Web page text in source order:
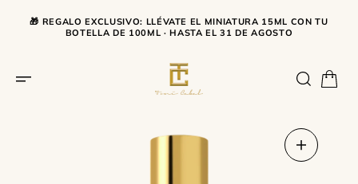
🎁 REGALO EXCLUSIVO: LLÉVATE EL MINIATURA 15ML CON TU
BOTELLA DE 100ML · HASTA EL 31 DE AGOSTO